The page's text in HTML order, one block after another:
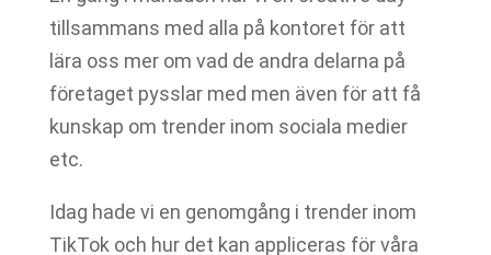
tillsammans med alla på kontoret för att
lära oss mer om vad de andra delarna på
företaget pysslar med men även för att få
kunskap om trender inom sociala medier
etc.
Idag hade vi en genomgång i trender inom
TikTok och hur det kan appliceras för våra